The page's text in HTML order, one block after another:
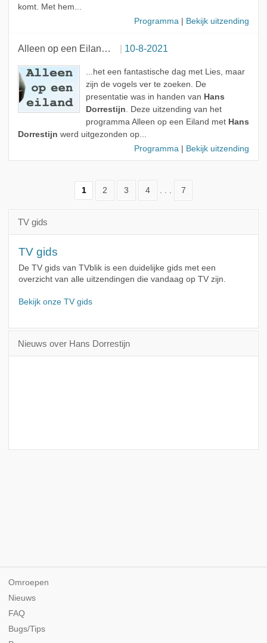
komt. Met hem...
Programma
Bekijk uitzending
Alleen op een Eiland met Hans Dorrestijn 10-8-2021
...het een fantastische dag met Lies, maar
zijn de vogels ver te zoeken. De
presentatie was in handen van Hans
Dorrestijn. Deze uitzending van het
programma Alleen op een Eiland met Hans
Dorrestijn werd uitgezonden op...
Programma
Bekijk uitzending
1 2 3 4 . . . 7
TV gids
TV gids
De TV gids van TVblik is een duidelijke gids met een
overzicht van alle uitzendingen die vandaag op TV zijn.
Bekijk onze TV gids
Nieuws over Hans Dorrestijn
Omroepen
Nieuws
FAQ
Bugs/Tips